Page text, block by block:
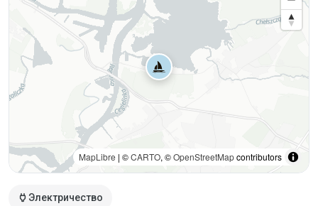
power Электричество
MapLibre | ©CARTO, ©OpenStreetMapcontributors